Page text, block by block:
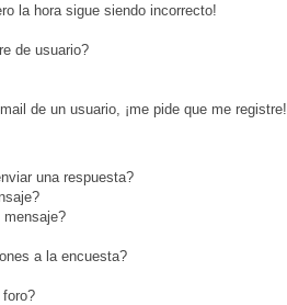
la hora sigue siendo incorrecto!
de usuario?
de un usuario, ¡me pide que me registre!
una respuesta?
mensaje?
a la encuesta?